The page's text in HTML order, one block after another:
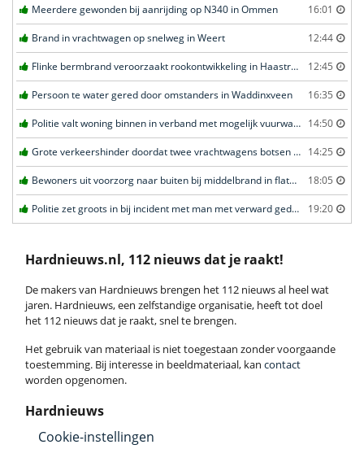
Meerdere gewonden bij aanrijding op N340 in Ommen 16:01
Brand in vrachtwagen op snelweg in Weert 12:44
Flinke bermbrand veroorzaakt rookontwikkeling in Haastrecht 12:45
Persoon te water gered door omstanders in Waddinxveen 16:35
Politie valt woning binnen in verband met mogelijk vuurwapen in Eindhoven 14:50
Grote verkeershinder doordat twee vrachtwagens botsen tunnel in Zwijndrecht 14:25
Bewoners uit voorzorg naar buiten bij middelbrand in flatwoning in Leeuwarden 18:05
Politie zet groots in bij incident met man met verward gedrag in Leeuwarden 19:20
Hardnieuws.nl, 112 nieuws dat je raakt!
De makers van Hardnieuws brengen het 112 nieuws al heel wat
jaren. Hardnieuws, een zelfstandige organisatie, heeft tot doel
het 112 nieuws dat je raakt, snel te brengen.
Het gebruik van materiaal is niet toegestaan zonder voorgaande
toestemming. Bij interesse in beeldmateriaal, kan contact
worden opgenomen.
Hardnieuws
Cookie-instellingen